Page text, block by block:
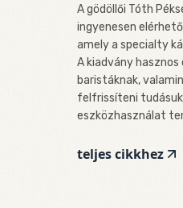
A gödöllői Tóth
ingyenesen
amely a specialty
A kiadvány
baristáknak,
felfrissíteni
eszközhasználat
teljes cikkhez